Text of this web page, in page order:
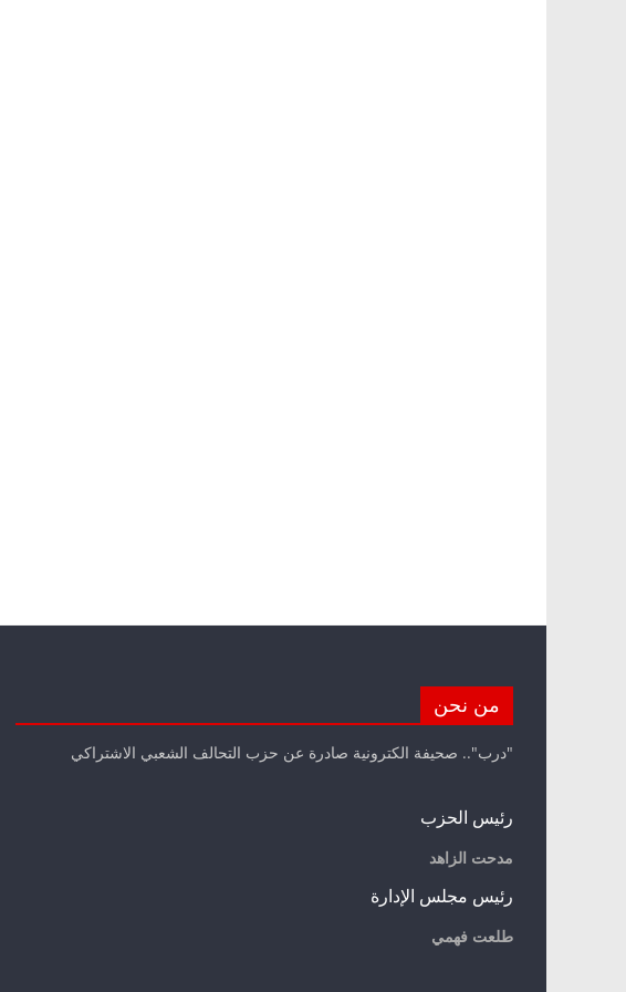
من نحن
"درب".. صحيفة الكترونية صادرة عن حزب التحالف الشعبي الاشتراكي
رئيس الحزب
مدحت الزاهد
رئيس مجلس الإدارة
طلعت فهمي